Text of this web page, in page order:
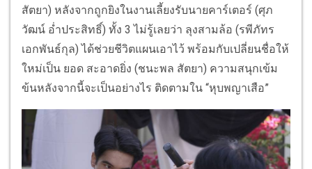
สัตยา) หลังจากถูกยิงในงานเลี้ยงรับนายคาร์เตอร์ (ศุภ
วัฒน์ อ่ำประสิทธิ์) ทั้ง 3 ไม่รู้เลยว่า ลุงสามล้อ (รพีภัทร
เอกพันธ์กุล) ได้ช่วยชีวิตแผนเอาไว้ พร้อมกับเปลี่ยนชื่อให้
ใหม่เป็น ยอด สะอาดยิ่ง (ชนะพล สัตยา) ความสนุกเข้ม
ข้นหลังจากนี้จะเป็นอย่างไร ติดตามใน “หุบพญาเสือ”